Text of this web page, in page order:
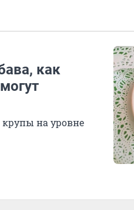
как
на уровне